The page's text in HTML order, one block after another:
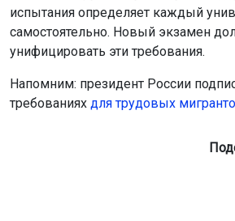
иностранцы общество русский
Главная Новости Происшествия
Детей заметили на
многоэтажки в